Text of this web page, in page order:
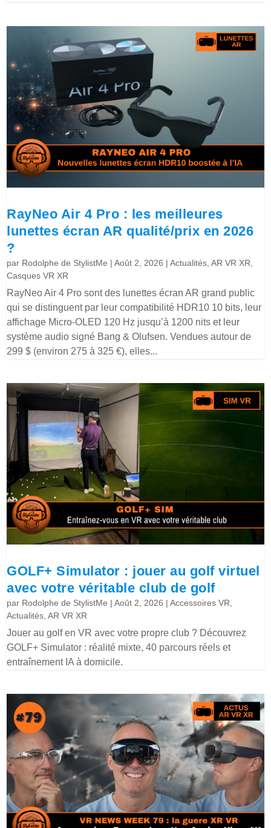
RayNeo Air 4 Pro : les meilleures
lunettes écran AR qualité/prix en 2026
?
par Rodolphe de StylistMe |Août 2, 2026 |Actualités ,AR VR XR
Casques VR XR
RayNeo Air 4 Pro sont des lunettes écran AR grand public
qui se distinguent par leur compatibilité HDR10 10 bits, leur
affichage Micro-OLED 120 Hz jusqu’à 1200 nits et leur
système audio signé Bang & Olufsen. Vendues autour de
299 $ (environ 275 à 325 €), elles...
GOLF+ Simulator : jouer au golf virtuel
avec votre véritable club de golf
par Rodolphe de StylistMe |Août 2, 2026 |Accessoires VR
Actualités ,AR VR XR
Jouer au golf en VR avec votre propre club ? Découvrez
GOLF+ Simulator : réalité mixte, 40 parcours réels et
entraînement IA à domicile.